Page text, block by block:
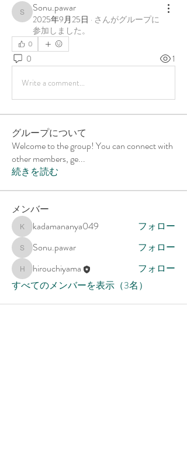
Sonu.pawar
Sonu.pawar
2025年9月25日 · さんがグループに
参加しました。
0
0 1
Write a comment...
グループについて
Welcome to the group! You can connect with
other members, ge...
続きを読む
メンバー
kadamananya049
kadamananya049 フォロー
Sonu.pawar
Sonu.pawar フォロー
hirouchiyama
hirouchiyama
フォロー
すべてのメンバーを表示（3名）